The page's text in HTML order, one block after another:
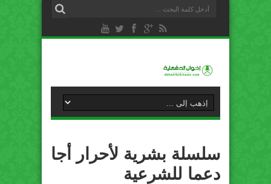
سلسلة بشرية لأحرار أجا
دعما للشرعية